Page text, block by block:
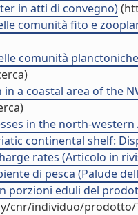
in atti di convegno)
delle comunità fito e
comunità
a coastal area of the
in the north-
continental shelf:
rates (Articolo in
di pesca (Palude
porzioni eduli del
cnr/individuo/prodotto/